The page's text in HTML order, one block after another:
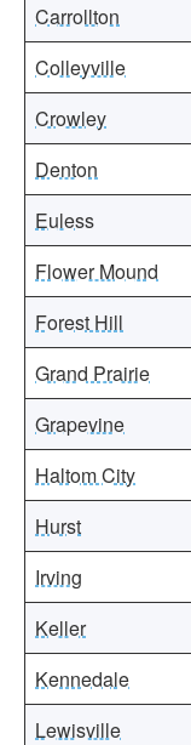
Carrollton
Colleyville
Crowley
Denton
Euless
Flower Mound
Forest Hill
Grand Prairie
Grapevine
Haltom City
Hurst
Irving
Keller
Kennedale
Lewisville